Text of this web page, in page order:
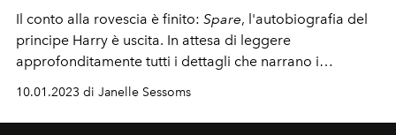
Il conto alla rovescia è finito: Spare, l'autobiografia del
principe Harry è uscita. In attesa di leggere
approfonditamente tutti i dettagli che narrano i
retroscena più scabrosi della Royal Family, ecco le 5
giorni.
10.01.2023 di Janelle Sessoms